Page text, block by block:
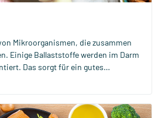
Mikroorganismen, die zusammen
Einige Ballaststoffe werden im Darm
Das sorgt für ein gutes
Blog erfährst du alles über Präbiotika: